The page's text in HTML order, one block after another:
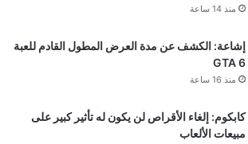
منذ 14 ساعة
إشاعة: الكشف عن مدة العرض المطول القادم للعبة
GTA 6
منذ 16 ساعة
كابكوم: إلغاء الأقراص لن يكون له تأثير كبير على
مبيعات الألعاب